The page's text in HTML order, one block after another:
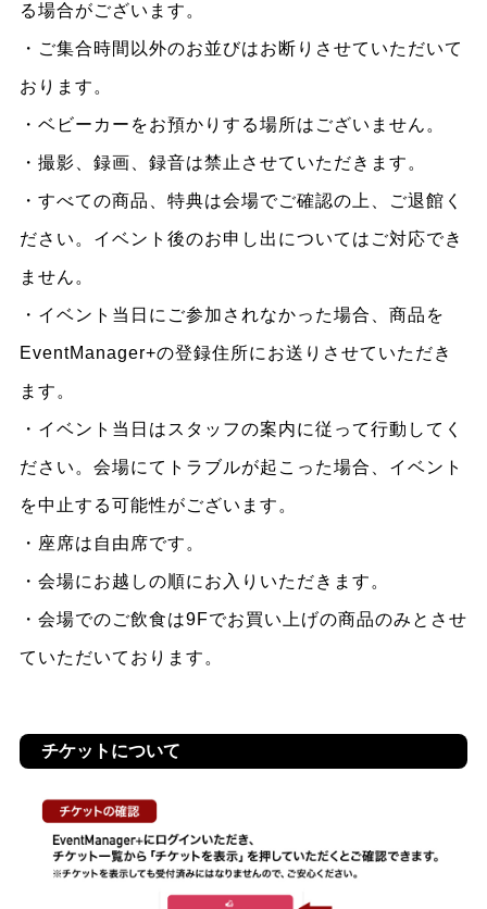
る場合がございます。
・ご集合時間以外のお並びはお断りさせていただいて
おります。
・ベビーカーをお預かりする場所はございません。
・撮影、録画、録音は禁止させていただきます。
・すべての商品、特典は会場でご確認の上、ご退館く
ださい。イベント後のお申し出についてはご対応でき
ません。
・イベント当日にご参加されなかった場合、商品を
EventManager+の登録住所にお送りさせていただき
ます。
・イベント当日はスタッフの案内に従って行動してく
ださい。会場にてトラブルが起こった場合、イベント
を中止する可能性がございます。
・座席は自由席です。
・会場にお越しの順にお入りいただきます。
・会場でのご飲食は9Fでお買い上げの商品のみとさせ
ていただいております。
チケットについて